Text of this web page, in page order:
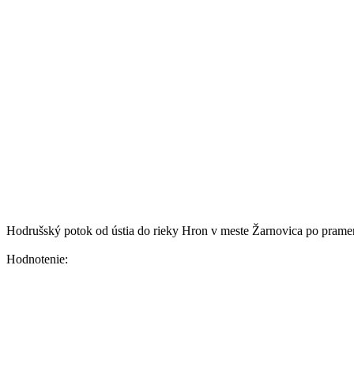
Hodrušský potok od ústia do rieky Hron v meste Žarnovica po
Hodnotenie: